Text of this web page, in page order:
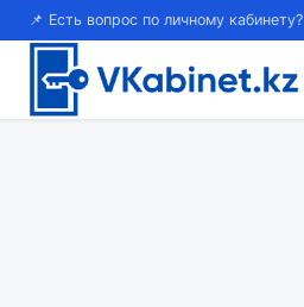
📌 Есть вопрос по личному кабинету?